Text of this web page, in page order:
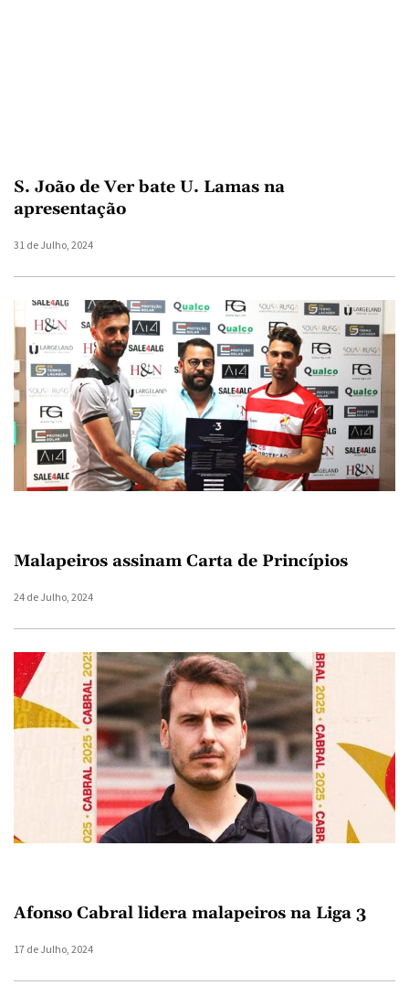
S. João de Ver bate U. Lamas na
apresentação
31 de Julho, 2024
Malapeiros assinam Carta de Princípios
24 de Julho, 2024
Afonso Cabral lidera malapeiros na Liga 3
17 de Julho, 2024